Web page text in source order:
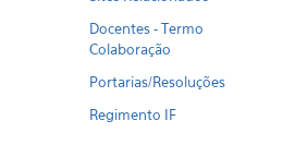
Docentes - Termo
Colaboração
Portarias/Resoluções
Regimento IF